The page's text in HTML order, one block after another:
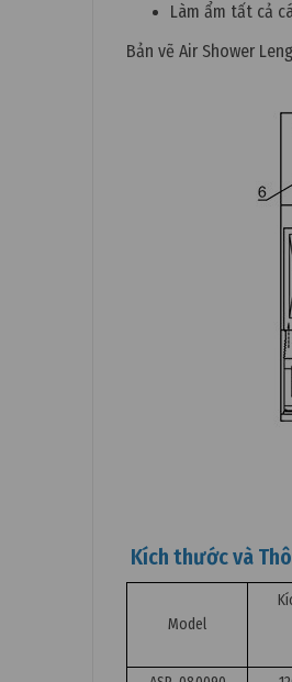
Làm ẩm tất cả
Bản vẽ Air Shower
Kích thước và
Model